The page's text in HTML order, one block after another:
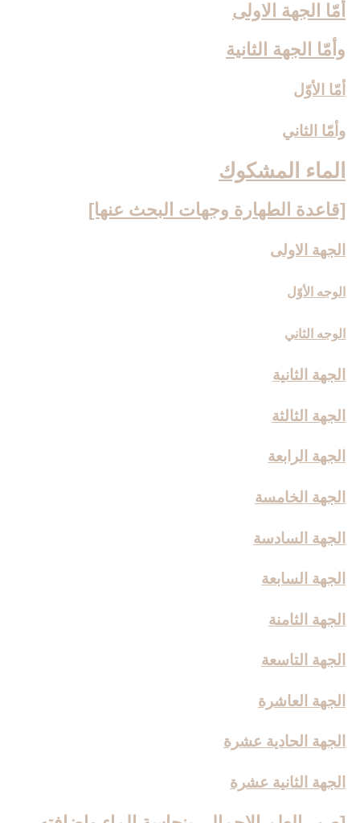
أمّا الجهة الاولى
وأمّا الجهة الثانية
أمّا الأوّل‏
وأمّا الثاني‏
الماء المشكوك‏
[قاعدة الطهارة وجهات البحث عنها]
الجهة الاولى
الوجه الأوّل
الوجه الثاني
الجهة الثانية
الجهة الثالثة
الجهة الرابعة
الجهة الخامسة
الجهة السادسة
الجهة السابعة
الجهة الثامنة
الجهة التاسعة
الجهة العاشرة
الجهة الحادية عشرة
الجهة الثانية عشرة